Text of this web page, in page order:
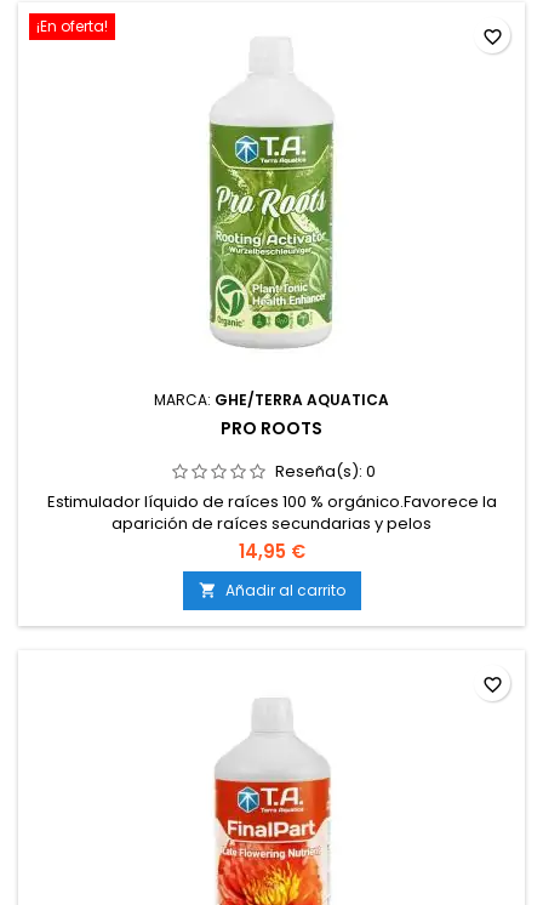
¡En oferta!
MARCA: GHE/TERRA AQUATICA
PRO ROOTS
Reseña(s): 0
Estimulador líquido de raíces 100 % orgánico.Favorece la
aparición de raíces secundarias y pelos
absorbentes.Refuerza la resistencia de la planta frente a
estrés y patógenos.Activa la vida microbiana beneficiosa en
el sustrato.Compatible con tierra, coco e hidroponía.
14,95 €
 Añadir al carrito
favorite_border
favorite_border